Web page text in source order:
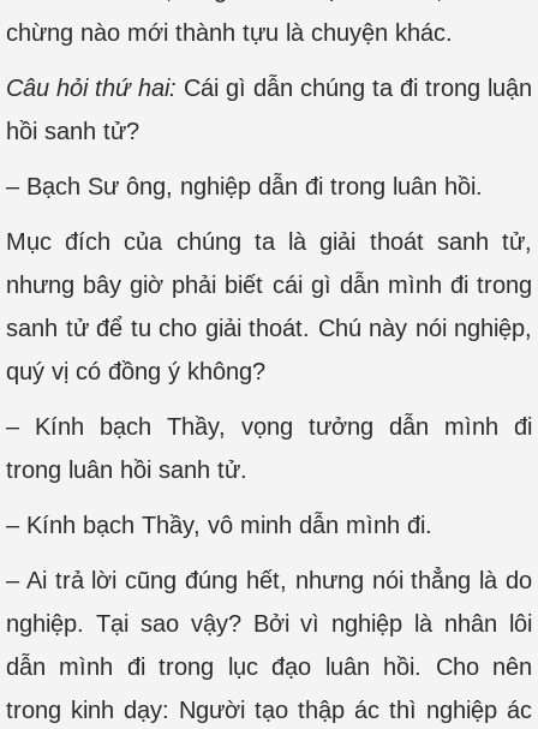
chừng nào mới thành tựu là chuyện khác.
Câu hỏi thứ hai: Cái gì dẫn chúng ta đi trong luận
hồi sanh tử?
– Bạch Sư ông, nghiệp dẫn đi trong luân hồi.
Mục đích của chúng ta là giải thoát sanh tử,
nhưng bây giờ phải biết cái gì dẫn mình đi trong
sanh tử để tu cho giải thoát. Chú này nói nghiệp,
quý vị có đồng ý không?
– Kính bạch Thầy, vọng tưởng dẫn mình đi
trong luân hồi sanh tử.
– Kính bạch Thầy, vô minh dẫn mình đi.
– Ai trả lời cũng đúng hết, nhưng nói thẳng là do
nghiệp. Tại sao vậy? Bởi vì nghiệp là nhân lôi
dẫn mình đi trong lục đạo luân hồi. Cho nên
trong kinh dạy: Người tạo thập ác thì nghiệp ác